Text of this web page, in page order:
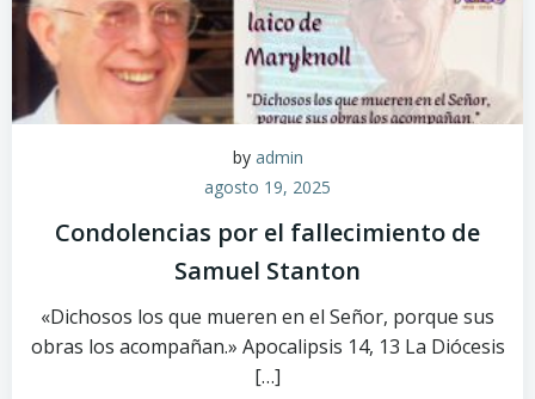
by admin
agosto 19, 2025
Condolencias por el fallecimiento de
Samuel Stanton
«Dichosos los que mueren en el Señor, porque sus
obras los acompañan.» Apocalipsis 14, 13 La Diócesis
[…]